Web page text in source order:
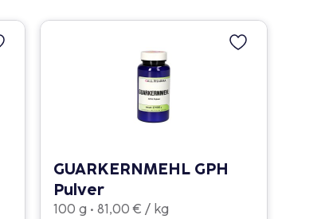
GUARKERNMEHL GPH
Pulver
100 g • 81,00 € / kg